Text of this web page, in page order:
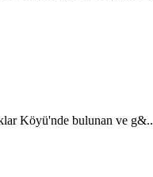
Köyü'nde bulunan ve g&..